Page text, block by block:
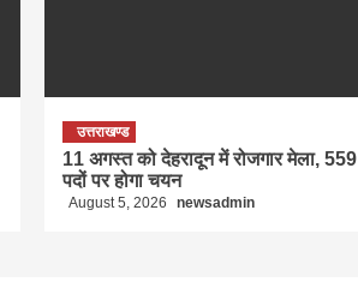
उत्तराखण्ड
11 अगस्त को देहरादून में रोजगार मेला, 559
पदों पर होगा चयन
August 5, 2026 newsadmin